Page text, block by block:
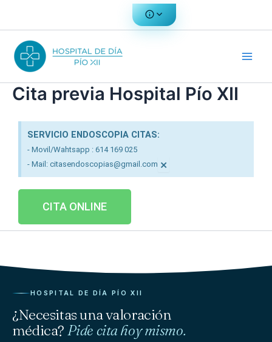
Cita previa Hospital Pío XII
SERVICIO ENDOSCOPIA CITAS:
- Movil/Wahtsapp : 614 169 025
- Mail: citasendoscopias@gmail.com ×
CITA ONLINE
HOSPITAL DE DÍA PÍO XII
¿Necesitas una valoración
médica? Pide cita hoy mismo.